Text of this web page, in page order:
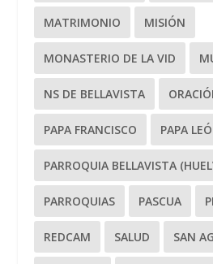
MATRIMONIO MISIÓN
MONASTERIO DE LA VID
NS DE BELLAVISTA
PAPA FRANCISCO PAPA
PARROQUIA BELLAVISTA
PARROQUIAS PASCUA
REDCAM SALUD SAN